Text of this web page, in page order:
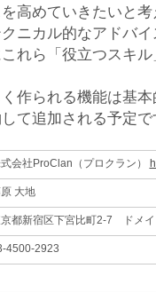
高めていきたいと
ニカル的なアドバ
れら「役立つスキ
作られる機能は基
て追加される予定で
会社ProClan（プロクラン）
大地
都新宿区下宮比町2-7 ドメイ
4500-2923